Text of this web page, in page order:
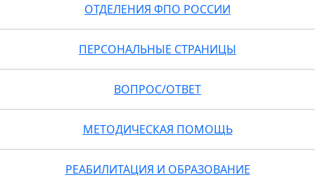
ОТДЕЛЕНИЯ ФПО РОССИИ
ПЕРСОНАЛЬНЫЕ СТРАНИЦЫ
ВОПРОС/ОТВЕТ
МЕТОДИЧЕСКАЯ ПОМОЩЬ
РЕАБИЛИТАЦИЯ И ОБРАЗОВАНИЕ